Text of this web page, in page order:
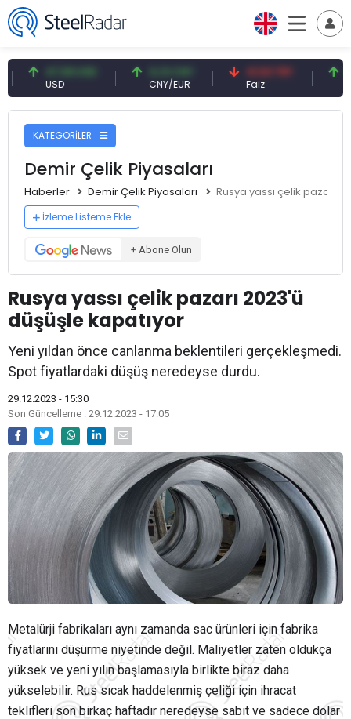
47,59 USD 0,13 CNY
CNY/EUR
41,53 TRY 83,27
KATEGORİLER
Demir Çelik Piyasaları
Haberler Demir Çelik Piyasaları Rusya yassı çelik pazarı
İzleme Listeme Ekle
+ Abone Olun
Rusya yassı çelik pazarı 2023'ü
düşüşle kapatıyor
Yeni yıldan önce canlanma beklentileri gerçekleşmedi.
Spot fiyatlardaki düşüş neredeyse durdu.
29.12.2023 - 15:30
Son Güncelleme : 29.12.2023 - 17:05
Metalürji fabrikaları aynı zamanda sac ürünleri için fabrika
fiyatlarını düşürme niyetinde değil. Maliyetler zaten oldukça
yüksek ve yeni yılın başlamasıyla birlikte biraz daha
yükselebilir. Rus sıcak haddelenmiş çeliği için ihracat
teklifleri son birkaç haftadır neredeyse sabit ve sadece dolar